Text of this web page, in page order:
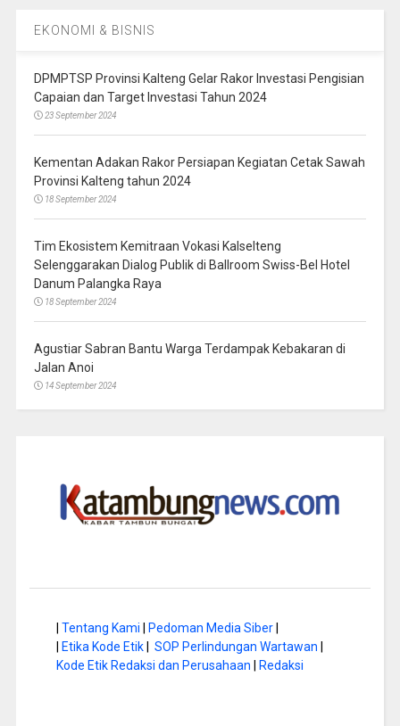
EKONOMI & BISNIS
DPMPTSP Provinsi Kalteng Gelar Rakor Investasi Pengisian
Capaian dan Target Investasi Tahun 2024
23 September 2024
Kementan Adakan Rakor Persiapan Kegiatan Cetak Sawah
Provinsi Kalteng tahun 2024
18 September 2024
Tim Ekosistem Kemitraan Vokasi Kalselteng
Selenggarakan Dialog Publik di Ballroom Swiss-Bel Hotel
Danum Palangka Raya
18 September 2024
Agustiar Sabran Bantu Warga Terdampak Kebakaran di
Jalan Anoi
14 September 2024
Tentang Kami Pedoman Media Siber|
Etika Kode Etik| SOP Perlindungan Wartawan
Kode Etik Redaksi dan Perusahaan
Redaksi